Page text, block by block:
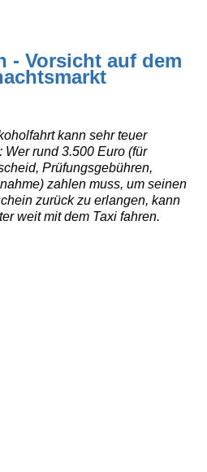
- Vorsicht auf dem
kann sehr teuer
Wer rund 3.500 Euro (für
Prüfungsgebühren,
zahlen muss, um seinen
zurück zu erlangen, kann
weit mit dem Taxi fahren.